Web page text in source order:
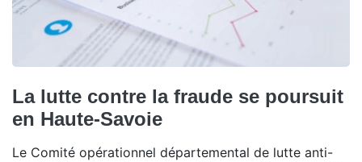
La lutte contre la fraude se poursuit
en Haute-Savoie
Le Comité opérationnel départemental de lutte anti-